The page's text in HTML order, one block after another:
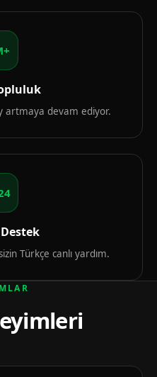
artmaya devam ediyor.
Türkçe canlı yardım.